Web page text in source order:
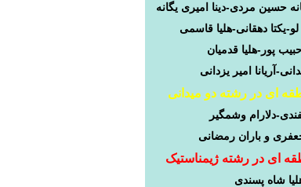
حسین مردی-دینا امیری یگانه
لو-یکتا دهقانی-هلیا قاسمی
پور-هلیا قدمیان
آریانا امیر یزدانی
ای در رشته دو میدانی
دلارام وشمگیر
و باران رمضانی
ای در رشته ژیمناستیک
شاه پسندی